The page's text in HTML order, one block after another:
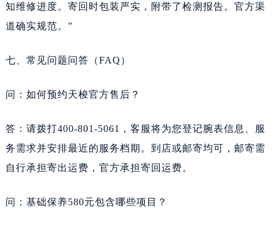
云南省玉溪市红塔区南北大街天梭售后服务中心（需提前预约）
节假日正常营业！
知维修进度。寄回时包装严实，附带了检测报告。官方渠
道确实规范。”
七、常见问题问答（FAQ）
问：如何预约天梭官方售后？
答：请拨打400-801-5061，客服将为您登记腕表信息、服
务需求并安排最近的服务档期。到店或邮寄均可，邮寄需
自行承担寄出运费，官方承担寄回运费。
问：基础保养580元包含哪些项目？